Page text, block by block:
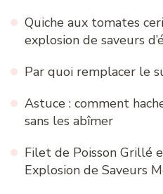
Quiche aux tomates
explosion de saveurs
Par quoi remplacer le
Astuce : comment
sans les abîmer
Filet de Poisson Grillé
Explosion de Saveurs